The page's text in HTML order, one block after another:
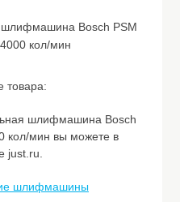
товара:
шлифмашина Bosch
кол/мин вы можете в
just.ru.
шлифмашины